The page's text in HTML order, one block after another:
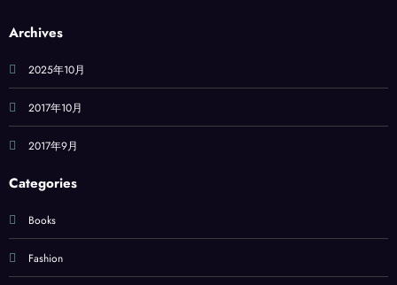
Archives
2025年10月
2017年10月
2017年9月
Categories
Books
Fashion